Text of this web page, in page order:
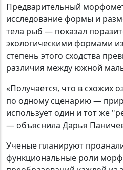
Предварительный
исследование формы и
тела рыб — показал
экологическими формами
степень этого сходства
различия между южной
«Получается, что в схожих
по одному сценарию —
использует один и тот же
— объяснила Дарья
Ученые планируют
функциональные роли